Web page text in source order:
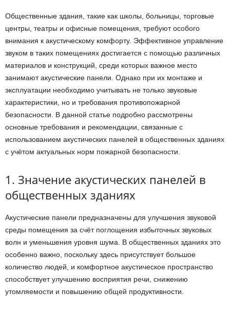
Общественные здания, такие как школы, больницы, торговые
центры, театры и офисные помещения, требуют особого
внимания к акустическому комфорту. Эффективное управление
звуком в таких помещениях достигается с помощью различных
материалов и конструкций, среди которых важное место
занимают акустические панели. Однако при их монтаже и
эксплуатации необходимо учитывать не только звуковые
характеристики, но и требования противопожарной
безопасности. В данной статье подробно рассмотрены
основные требования и рекомендации, связанные с
использованием акустических панелей в общественных зданиях
с учётом актуальных норм пожарной безопасности.
1. Значение акустических панелей в
общественных зданиях
Акустические панели предназначены для улучшения звуковой
среды помещения за счёт поглощения избыточных звуковых
волн и уменьшения уровня шума. В общественных зданиях это
особенно важно, поскольку здесь присутствует большое
количество людей, и комфортное акустическое пространство
способствует улучшению восприятия речи, снижению
утомляемости и повышению общей продуктивности.